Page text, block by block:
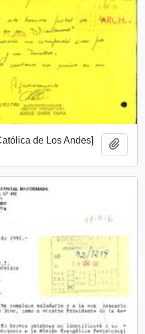
de Los Andes]